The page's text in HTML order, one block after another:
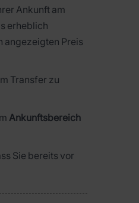
Ankunft am
erheblich
angezeigten Preis
Transfer zu
Ankunftsbereich
Sie bereits vor